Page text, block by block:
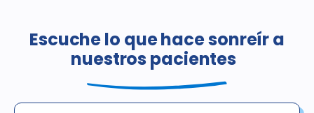
seguro dental o de salud o cualquier programa gubernamental,
incluido Medicaid / Medi-Cal / Denti-Cal. El precio regular de estos
procedimientos en California es de $378. Esta oferta es válida para
pacientes nuevos hasta el 31/12/25, únicamente para exámenes,
radiografías y consultas. Las radiografías no incluyen imágenes
panorámicas ni cefalométricas. Esta oferta no puede combinarse
con ninguna otra oferta. El diagnóstico puede dar lugar a un
Escuche lo que hace sonreír a
nuestros pacientes